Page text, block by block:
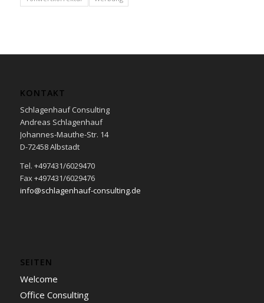
KONTAKT
Schlagenhauf Consulting
Andreas Schlagenhauf
Johannes-Mauthe-Str. 14
D-72458 Albstadt
Tel. +497431/6029470
Fax +497431/6029476
info@schlagenhauf-consulting.de
SEITEN
Welcome
Office Consulting